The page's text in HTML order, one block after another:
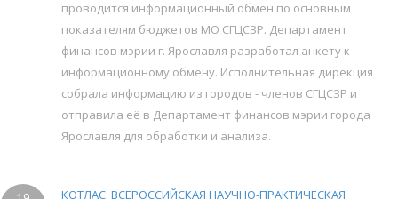
проводится информационный обмен по основным
показателям бюджетов МО СГЦСЗР. Департамент
финансов мэрии г. Ярославля разработал анкету к
информационному обмену. Исполнительная дирекция
собрала информацию из городов - членов СГЦСЗР и
отправила её в Департамент финансов мэрии города
Ярославля для обработки и анализа.
КОТЛАС. ВСЕРОССИЙСКАЯ НАУЧНО-ПРАКТИЧЕСКАЯ